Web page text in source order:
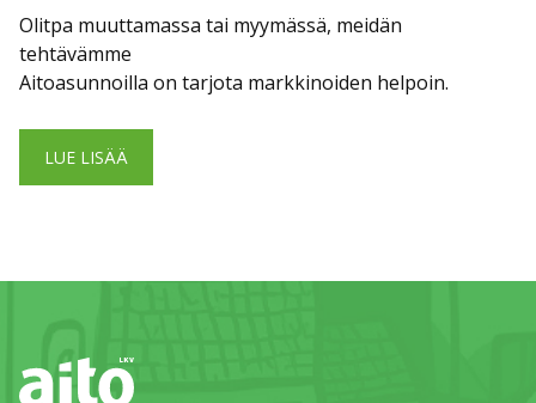
Olitpa muuttamassa tai myymässä, meidän
tehtävämme
Aitoasunnoilla on tarjota markkinoiden helpoin.
LUE LISÄÄ